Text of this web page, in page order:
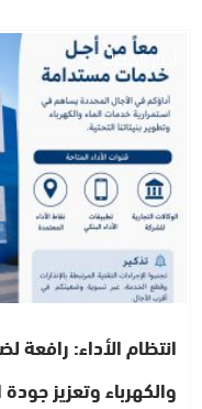
أخبار الصحراء
انتظام الأداء: رافعة
والكهرباء وتعزيز